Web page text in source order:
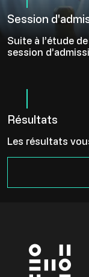
Session
Suite à l’étude
session
Résultats
Les résultats